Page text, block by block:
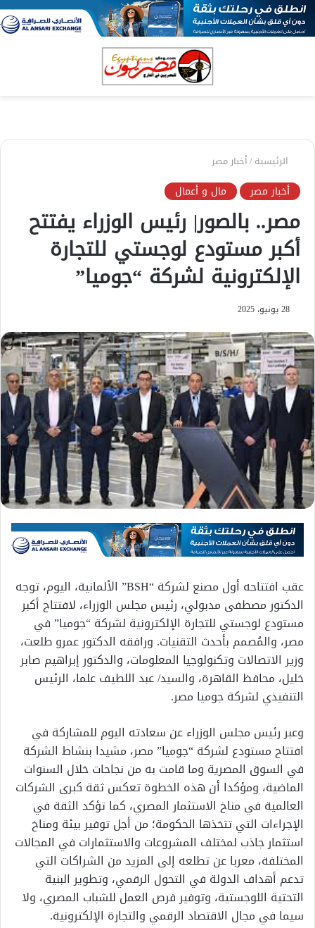
الرئيسية/أخبار مصر
أخبار مصر مال و أعمال
مصر.. بالصور| رئيس الوزراء يفتتح
أكبر مستودع لوجستي للتجارة
الإلكترونية لشركة “جوميا”
28 يونيو، 2025
عقب افتتاحه أول مصنع لشركة “BSH” الألمانية، اليوم، توجه
الدكتور مصطفى مدبولي، رئيس مجلس الوزراء، لافتتاح أكبر
مستودع لوجستي للتجارة الإلكترونية لشركة “جوميا” في
مصر، والمُصمم بأحدث التقنيات. ورافقه الدكتور عمرو طلعت،
وزير الاتصالات وتكنولوجيا المعلومات، والدكتور إبراهيم صابر
خليل، محافظ القاهرة، والسيد/ عبد اللطيف علما، الرئيس
التنفيذي لشركة جوميا مصر.
وعبر رئيس مجلس الوزراء عن سعادته اليوم للمشاركة في
افتتاح مستودع لشركة “جوميا” مصر، مشيدا بنشاط الشركة
في السوق المصرية وما قامت به من نجاحات خلال السنوات
الماضية، ومؤكدا أن هذه الخطوة تعكس ثقة كبرى الشركات
العالمية في مناخ الاستثمار المصري، كما تؤكد الثقة في
الإجراءات التي تتخذها الحكومة؛ من أجل توفير بيئة ومناخ
استثمار جاذب لمختلف المشروعات والاستثمارات في المجالات
المختلفة، معربا عن تطلعه إلى المزيد من الشراكات التي
تدعم أهداف الدولة في التحول الرقمي، وتطوير البنية
التحتية اللوجستية، وتوفير فرص العمل للشباب المصري، ولا
سيما في مجال الاقتصاد الرقمي والتجارة الإلكترونية.